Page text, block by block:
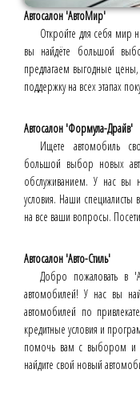
Автосалон 'АвтоМир'
Откройте для себя мир
вы найдёте большой
предлагаем выгодные
поддержку на всех этапах
Автосалон 'Формула-Драйв'
Ищете автомобиль
большой выбор новых
обслуживанием. У нас вы
условия. Наши
на все ваши вопросы.
Автосалон 'Авто-Стиль'
Добро пожаловать в
автомобилей! У нас вы
автомобилей по
кредитные условия и
помочь вам с выбором и
найдите свой новый